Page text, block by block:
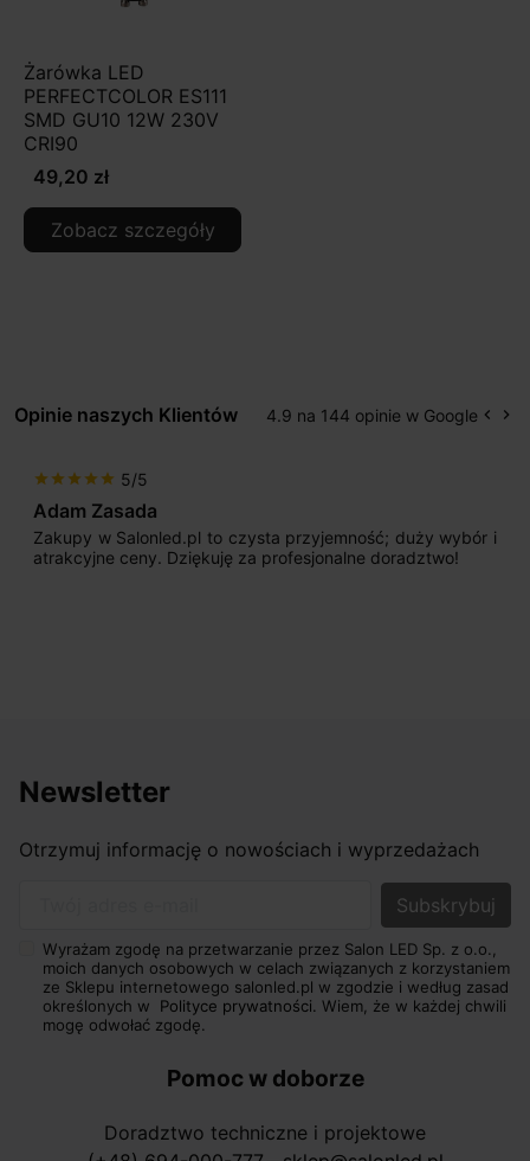
Żarówka LED
PERFECTCOLOR ES111
SMD GU10 12W 230V
CRI90
49,20 zł
Zobacz szczegóły
Opinie naszych Klientów 4.9 na 144 opinie w Google keyboard_arrow_left keyboard_arrow_right
star star star star star 5/5
Adam Zasada
Zakupy w Salonled.pl to czysta przyjemność; duży wybór i
atrakcyjne ceny. Dziękuję za profesjonalne doradztwo!
Newsletter
Otrzymuj informację o nowościach i wyprzedażach
Wyrażam zgodę na przetwarzanie przez Salon LED Sp. z o.o.,
moich danych osobowych w celach związanych z korzystaniem
ze Sklepu internetowego salonled.pl w zgodzie i według zasad
określonych w Polityce prywatności. Wiem, że w każdej chwili
mogę odwołać zgodę.
Pomoc w doborze
Doradztwo techniczne i projektowe